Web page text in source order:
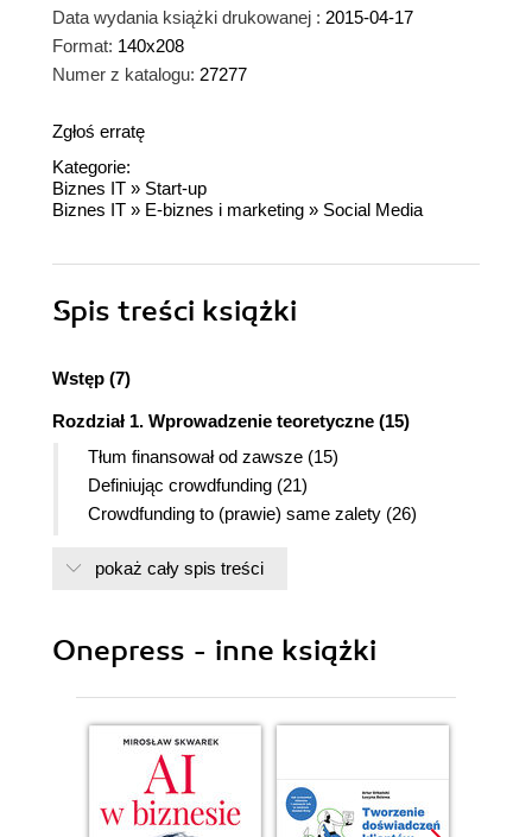
Data wydania książki drukowanej : 2015-04-17
Format: 140x208
Numer z katalogu: 27277
Zgłoś erratę
Kategorie:
Biznes IT » Start-up
Biznes IT » E-biznes i marketing » Social Media
Spis treści książki
Wstęp (7)
Rozdział 1. Wprowadzenie teoretyczne (15)
Tłum finansował od zawsze (15)
Definiując crowdfunding (21)
Crowdfunding to (prawie) same zalety (26)
Typy i rodzaje crowdfundingu (42)
Wstęp (49)
5P crowdfundingu (53)
Pomysł (58)
Plemię (60)
Plan (60)
Prezentacja (61)
Promocja/PR (61)
pokaż cały spis treści
Onepress - inne książki